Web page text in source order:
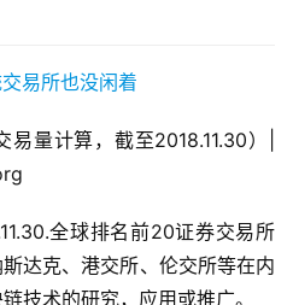
量计算，截至2018.11.30）|
全球排名前20证券交易所
达克、港交所、伦交所等在内
技术的研究，应用或推广。